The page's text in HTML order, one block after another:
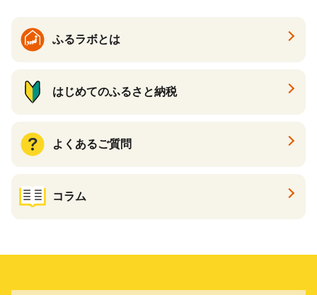
ふるラボとは
はじめてのふるさと納税
よくあるご質問
コラム